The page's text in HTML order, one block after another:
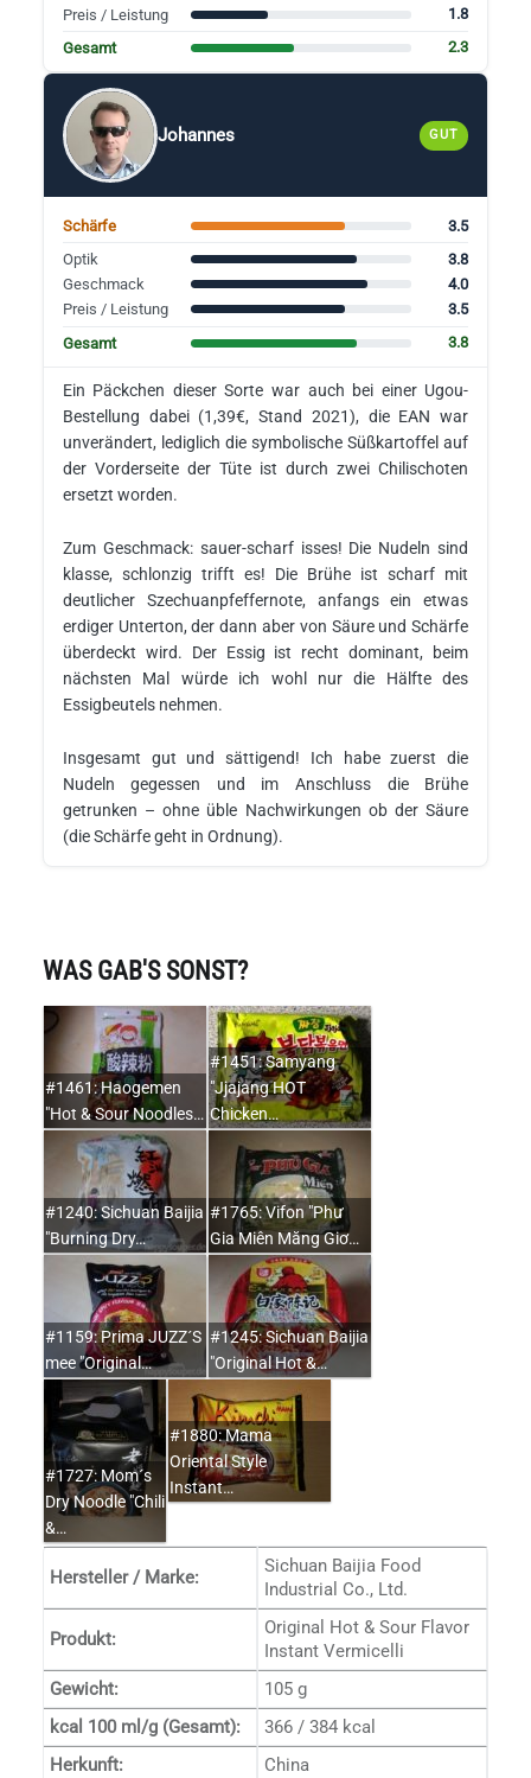
Preis / Leistung
1.8
Gesamt
2.3
Johannes GUT
Schärfe
3.5
Optik
3.8
Geschmack
4.0
Preis / Leistung
3.5
Gesamt
3.8
Ein Päckchen dieser Sorte war auch bei einer Ugou-
Bestellung dabei (1,39€, Stand 2021), die EAN war
unverändert, lediglich die symbolische Süßkartoffel auf
der Vorderseite der Tüte ist durch zwei Chilischoten
ersetzt worden.
Zum Geschmack: sauer-scharf isses! Die Nudeln sind
klasse, schlonzig trifft es! Die Brühe ist scharf mit
deutlicher Szechuanpfeffernote, anfangs ein etwas
erdiger Unterton, der dann aber von Säure und Schärfe
überdeckt wird. Der Essig ist recht dominant, beim
nächsten Mal würde ich wohl nur die Hälfte des
Essigbeutels nehmen.
Insgesamt gut und sättigend! Ich habe zuerst die
Nudeln gegessen und im Anschluss die Brühe
getrunken – ohne üble Nachwirkungen ob der Säure
(die Schärfe geht in Ordnung).
WAS GAB'S SONST?
#1461: Haogemen
"Hot & Sour Noodles…
#1451: Samyang
"Jjajang HOT
Chicken…
#1240: Sichuan Baijia
"Burning Dry…
#1765: Vifon "Phư
Gia Miên Măng Giơ…
#1159: Prima JUZZ´S
mee "Original…
#1245: Sichuan Baijia
"Original Hot &…
#1727: Mom´s
Dry Noodle "Chili
&…
#1880: Mama
Oriental Style
Instant…
Hersteller / Marke:
Sichuan Baijia Food
Industrial Co., Ltd.
Produkt:
Original Hot & Sour Flavor
Instant Vermicelli
Gewicht:
105 g
kcal 100 ml/g (Gesamt):
366 / 384 kcal
Herkunft:
China